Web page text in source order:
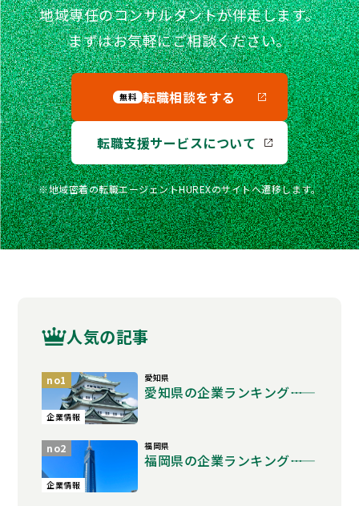
地域専任のコンサルタントが伴走します。
まずはお気軽にご相談ください。
無料 転職相談をする
転職支援サービスについて
※地域密着の転職エージェントHUREXのサイトへ遷移します。
人気の記事
no1
企業情報
愛知県
愛知県の企業ランキング――…
no2
企業情報
福岡県
福岡県の企業ランキング――…